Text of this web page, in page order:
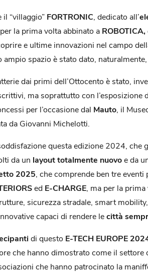
“villaggio” FORTRONIC , dedicato all’
la prima volta abbinato a ROBOTICA,
e ultime innovazioni nel campo
spazio è stato dato,
dai primi dell’Ottocento è stato,
ma soprattutto con l’esposizione
per l’occasione dal Mauto , il
da Giovanni Michelotti.
questa edizione 2024,
da un layout totalmente nuovoe da
2025 , che comprende ben tre
ed E-CHARGE , ma per la
sicurezza stradale, smart
capaci di rendere lecittà
di questo E-TECH EUROPE
che hanno dimostrato come il settore
che hanno patrocinato la